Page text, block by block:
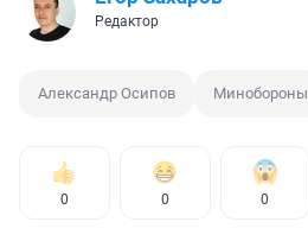
Редактор
Александр Осипов Минобороны
0 0 0